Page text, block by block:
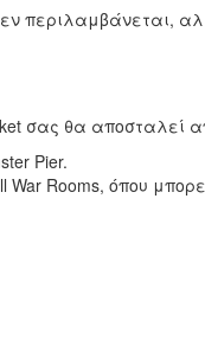
περιλαμβάνεται,
σας θα αποσταλεί
Pier.
Rooms, όπου